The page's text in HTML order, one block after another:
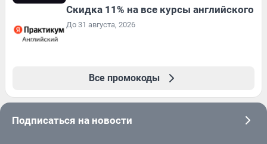
Скидка 11% на все курсы английского
До 31 августа, 2026
Все промокоды
Подписаться на новости